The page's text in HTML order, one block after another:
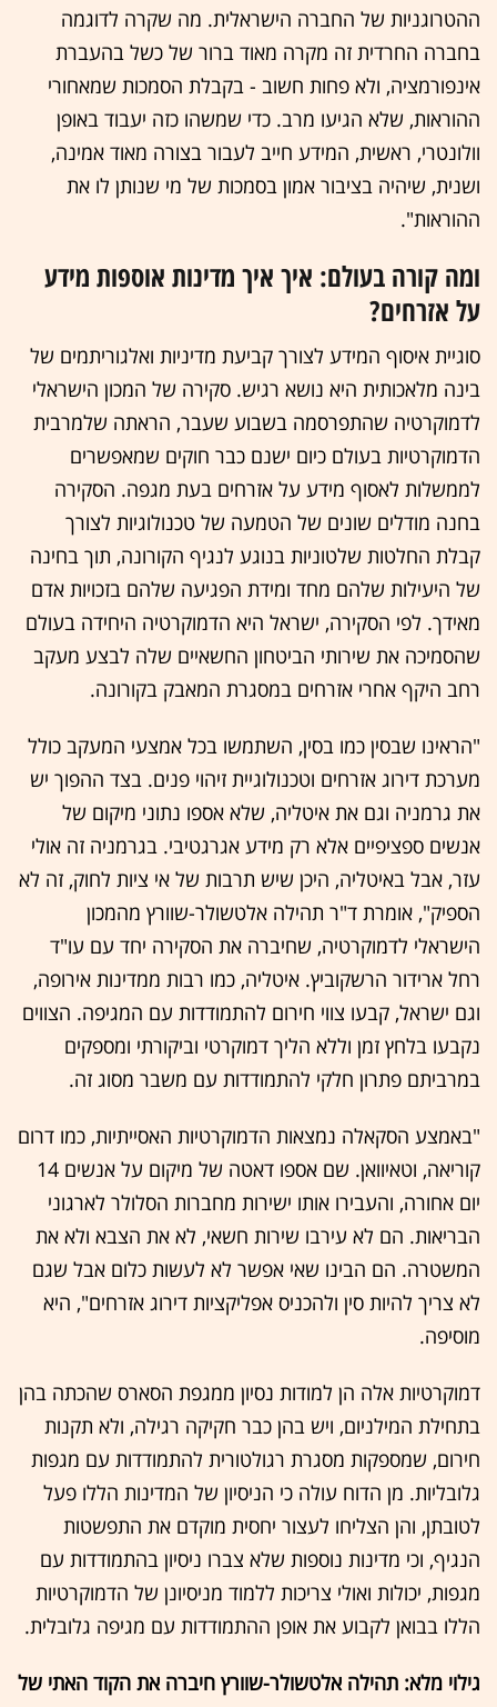
ההטרוגניות של החברה הישראלית. מה שקרה לדוגמה
בחברה החרדית זה מקרה מאוד ברור של כשל בהעברת
אינפורמציה, ולא פחות חשוב - בקבלת הסמכות שמאחורי
ההוראות, שלא הגיעו מרב. כדי שמשהו כזה יעבוד באופן
וולונטרי, ראשית, המידע חייב לעבור בצורה מאוד אמינה,
ושנית, שיהיה בציבור אמון בסמכות של מי שנותן לו את
ההוראות".
ומה קורה בעולם: איך איך מדינות אוספות מידע
על אזרחים?
סוגיית איסוף המידע לצורך קביעת מדיניות ואלגוריתמים של
בינה מלאכותית היא נושא רגיש. סקירה של המכון הישראלי
לדמוקרטיה שהתפרסמה בשבוע שעבר, הראתה שלמרבית
הדמוקרטיות בעולם כיום ישנם כבר חוקים שמאפשרים
לממשלות לאסוף מידע על אזרחים בעת מגפה. הסקירה
בחנה מודלים שונים של הטמעה של טכנולוגיות לצורך
קבלת החלטות שלטוניות בנוגע לנגיף הקורונה, תוך בחינה
של היעילות שלהם מחד ומידת הפגיעה שלהם בזכויות אדם
מאידך. לפי הסקירה, ישראל היא הדמוקרטיה היחידה בעולם
שהסמיכה את שירותי הביטחון החשאיים שלה לבצע מעקב
רחב היקף אחרי אזרחים במסגרת המאבק בקורונה.
"הראינו שבסין כמו בסין, השתמשו בכל אמצעי המעקב כולל
מערכת דירוג אזרחים וטכנולוגיית זיהוי פנים. בצד ההפוך יש
את גרמניה וגם את איטליה, שלא אספו נתוני מיקום של
אנשים ספציפיים אלא רק מידע אגרגטיבי. בגרמניה זה אולי
עזר, אבל באיטליה, היכן שיש תרבות של אי ציות לחוק, זה לא
הספיק", אומרת ד"ר תהילה אלטשולר-שוורץ מהמכון
הישראלי לדמוקרטיה, שחיברה את הסקירה יחד עם עו"ד
רחל ארידור הרשקוביץ. איטליה, כמו רבות ממדינות אירופה,
וגם ישראל, קבעו צווי חירום להתמודדות עם המגיפה. הצווים
נקבעו בלחץ זמן וללא הליך דמוקרטי וביקורתי ומספקים
במרביתם פתרון חלקי להתמודדות עם משבר מסוג זה.
"באמצע הסקאלה נמצאות הדמוקרטיות האסייתיות, כמו דרום
קוריאה, וטאיוואן. שם אספו דאטה של מיקום על אנשים 14
יום אחורה, והעבירו אותו ישירות מחברות הסלולר לארגוני
הבריאות. הם לא עירבו שירות חשאי, לא את הצבא ולא את
המשטרה. הם הבינו שאי אפשר לא לעשות כלום אבל שגם
לא צריך להיות סין ולהכניס אפליקציות דירוג אזרחים", היא
מוסיפה.
דמוקרטיות אלה הן למודות נסיון ממגפת הסארס שהכתה בהן
בתחילת המילניום, ויש בהן כבר חקיקה רגילה, ולא תקנות
חירום, שמספקות מסגרת רגולטורית להתמודדות עם מגפות
גלובליות. מן הדוח עולה כי הניסיון של המדינות הללו פעל
לטובתן, והן הצליחו לעצור יחסית מוקדם את התפשטות
הנגיף, וכי מדינות נוספות שלא צברו ניסיון בהתמודדות עם
מגפות, יכולות ואולי צריכות ללמוד מניסיונן של הדמוקרטיות
הללו בבואן לקבוע את אופן ההתמודדות עם מגיפה גלובלית.
גילוי מלא: תהילה אלטשולר-שוורץ חיברה את הקוד האתי של